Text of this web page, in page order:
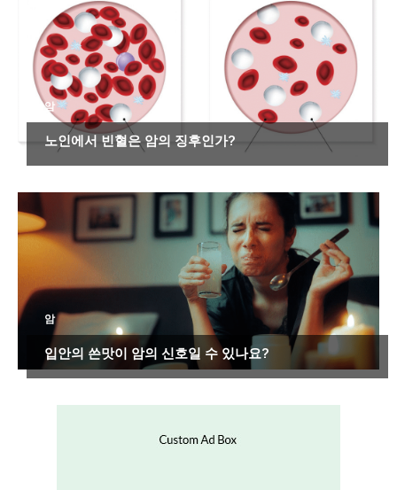
암
노인에서 빈혈은 암의 징후인가?
암
입안의 쓴맛이 암의 신호일 수 있나요?